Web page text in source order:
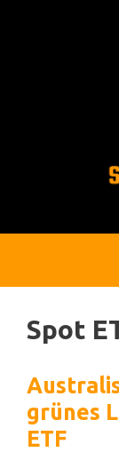
Spot
grünes
ETF